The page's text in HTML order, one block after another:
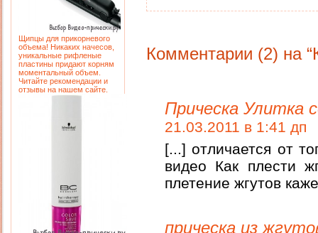
Щипцы для прикорневого
объема! Никаких начесов,
уникальные рифленые
пластины придают корням
моментальный объем.
Читайте рекомендации и
отзывы на нашем сайте.
Комментарии (2) на
Прическа Улитка
21.03.2011 в 1:41 дп
[...] отличается от
видео Как плести
плетение жгутов
прическа из